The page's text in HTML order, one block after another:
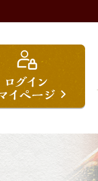
配達エリア・注文方法
価格から選ぶ